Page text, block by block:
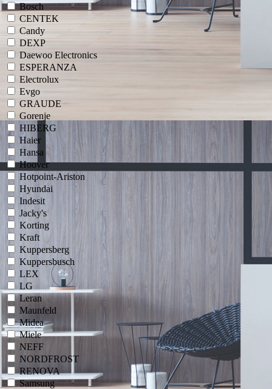
Bosch
CENTEK
Candy
DEXP
Daewoo Electronics
ESPERANZA
Electrolux
Evgo
GRAUDE
Gorenje
HIBERG
Haier
Hansa
Hoover
Hotpoint-Ariston
Hyundai
Indesit
Jacky's
Korting
Kraft
Kuppersberg
Kuppersbusch
LEX
LG
Leran
Maunfeld
Midea
Miele
NEFF
NORDFROST
RENOVA
Samsung